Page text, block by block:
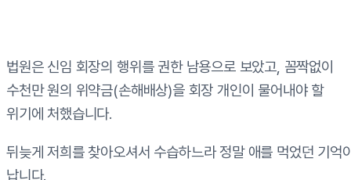
법원은 신임 회장의 행위를 권한 남용으로 보았고, 꼼짝없이
수천만 원의 위약금(손해배상)을 회장 개인이 물어내야 할
위기에 처했습니다.
뒤늦게 저희를 찾아오셔서 수습하느라 정말 애를 먹었던 기억
납니다.